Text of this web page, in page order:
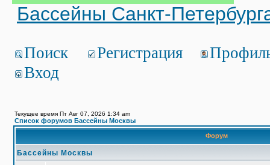
Бассейны Санкт-
Поиск Регистрация
Вход
Текущее время Пт Авг 07, 2026 1:34 am
Список форумов Бассейны Москвы
Форум
Бассейны Москвы